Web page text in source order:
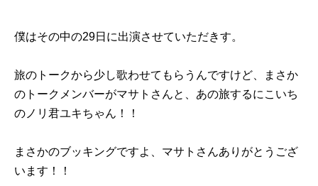
僕はその中の29日に出演させていただきす。
旅のトークから少し歌わせてもらうんですけど、まさか
のトークメンバーがマサトさんと、あの旅するにこいち
のノリ君ユキちゃん！！
まさかのブッキングですよ、マサトさんありがとうござ
います！！